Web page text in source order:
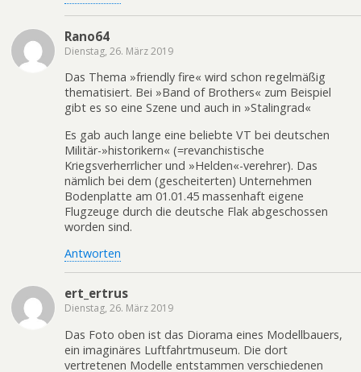
Rano64
Dienstag, 26. März 2019
Das Thema »friendly fire« wird schon regelmäßig
thematisiert. Bei »Band of Brothers« zum Beispiel
gibt es so eine Szene und auch in »Stalingrad«
Es gab auch lange eine beliebte VT bei deutschen
Militär-»historikern« (=revanchistische
Kriegsverherrlicher und »Helden«-verehrer). Das
nämlich bei dem (gescheiterten) Unternehmen
Bodenplatte am 01.01.45 massenhaft eigene
Flugzeuge durch die deutsche Flak abgeschossen
worden sind.
Antworten
ert_ertrus
Dienstag, 26. März 2019
Das Foto oben ist das Diorama eines Modellbauers,
ein imaginäres Luftfahrtmuseum. Die dort
vertretenen Modelle entstammen verschiedenen